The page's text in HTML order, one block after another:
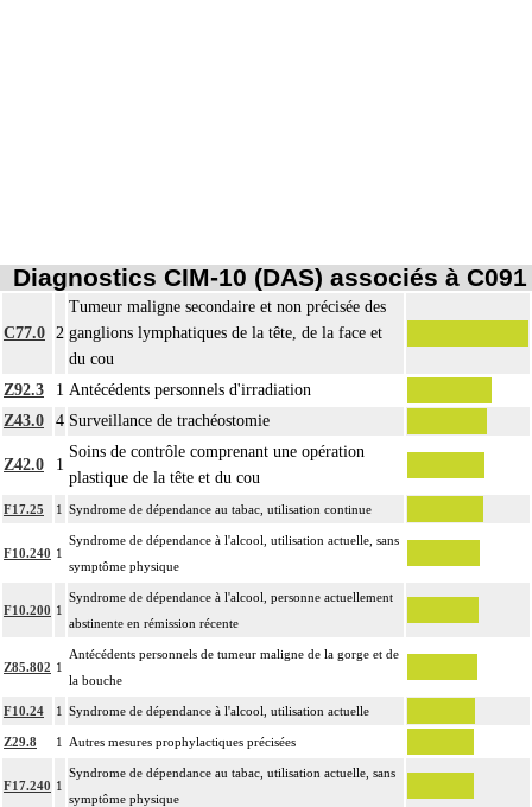
Diagnostics CIM-10 (DAS) associés à C091
C77.0 2
Tumeur maligne secondaire et non précisée des
ganglions lymphatiques de la tête, de la face et
du cou
Z92.3
1 Antécédents personnels d'irradiation
Z43.0
4 Surveillance de trachéostomie
Z42.0 1
Soins de contrôle comprenant une opération
plastique de la tête et du cou
F17.25 1 Syndrome de dépendance au tabac, utilisation continue
F10.240 1
Syndrome de dépendance à l'alcool, utilisation actuelle, sans
symptôme physique
F10.200 1
Syndrome de dépendance à l'alcool, personne actuellement
abstinente en rémission récente
Z85.802 1
Antécédents personnels de tumeur maligne de la gorge et de
la bouche
F10.24 1 Syndrome de dépendance à l'alcool, utilisation actuelle
Z29.8 1 Autres mesures prophylactiques précisées
F17.240 1
Syndrome de dépendance au tabac, utilisation actuelle, sans
symptôme physique